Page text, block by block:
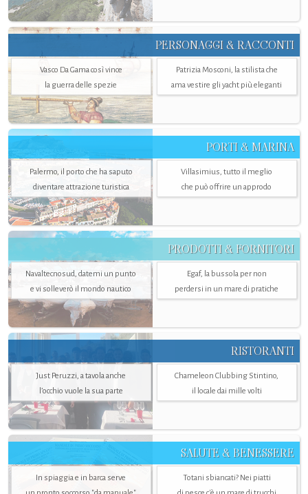
PERSONAGGI & RACCONTI
Vasco Da Gama così vince
la guerra delle spezie
Patrizia Mosconi, la stilista che
ama vestire gli yacht più eleganti
PORTI & MARINA
Palermo, il porto che ha saputo
diventare attrazione turistica
Villasimius, tutto il meglio
che può offrire un approdo
PRODOTTI & FORNITORI
Navaltecnosud, datemi un punto
e vi solleverò il mondo nautico
Egaf, la bussola per non
perdersi in un mare di pratiche
RISTORANTI
Just Peruzzi, a tavola anche
l’occhio vuole la sua parte
Chameleon Clubbing Stintino,
il locale dai mille volti
SALUTE & BENESSERE
In spiaggia e in barca serve
Totani sbiancati? Nei piatti